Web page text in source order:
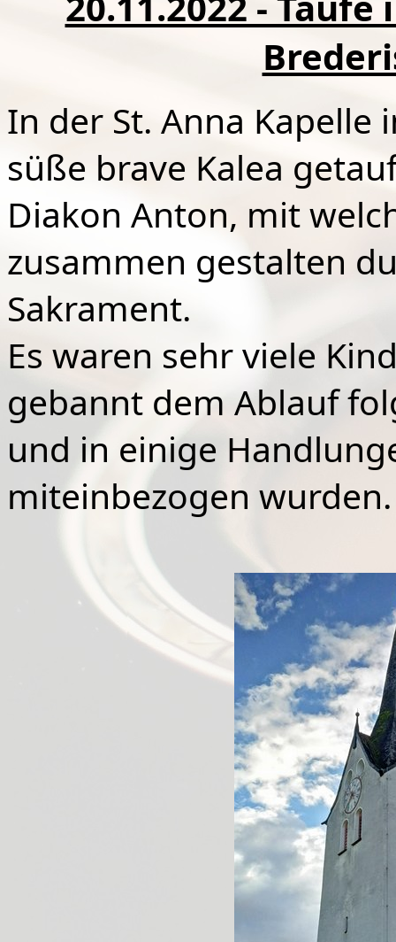
In der St. Anna
süße brave Kalea
Diakon Anton, mit
zusammen gestalten
Sakrament.
Es waren sehr viele
gebannt dem Ablauf
und in einige
miteinbezogen wurden.